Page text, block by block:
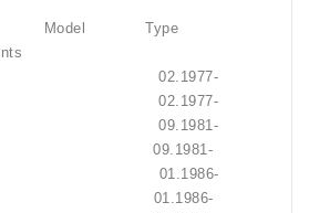
Model Type
02.1977-
02.1977-
09.1981-
A 09.1981-
01.1986-
A 01.1986-